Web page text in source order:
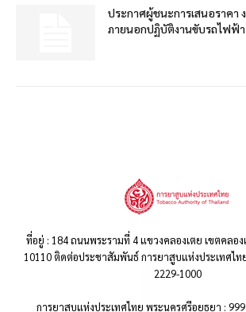
ประกาศผู้ชนะการเสนอราคา
ภายนอกปฏิบัติงานขับรถไฟฟ้า
ที่อยู่ : 184 ถนนพระรามที่ 4 แขวงคลองเตย เขตคลอ
10110 ติดต่อประชาสัมพันธ์ การยาสูบแห่งประเทศไท
2229-1000
การยาสูบแห่งประเทศไทย พระนครศรีอยุธยา :